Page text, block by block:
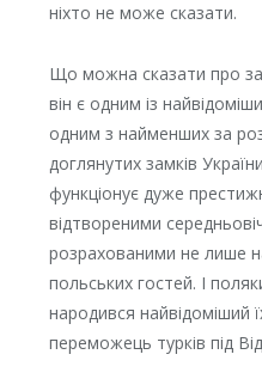
ніхто не може сказати.
Що можна сказати про
він є одним із
одним з найменших за
доглянутих замків
функціонує дуже
відтвореними
розрахованими не лише
польських гостей. І
народився найвідоміший
переможець турків під